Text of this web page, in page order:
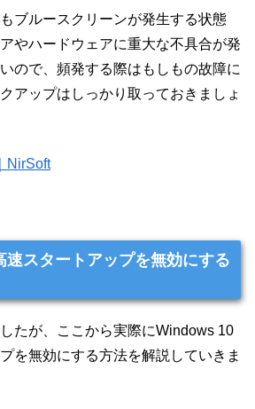
ブルースクリーンが発生する状態
やハードウェアに重大な不具合が発
ので、頻発する際はもしもの故障に
アップはしっかり取っておきましょ
NirSoft
スタートアップを無効にする
たが、ここから実際にWindows 10
を無効にする方法を解説していきま